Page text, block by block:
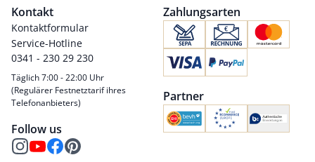
Kontakt
Kontaktformular
Service-Hotline
0341 - 230 29 230
Täglich 7:00 - 22:00 Uhr
(Regulärer Festnetztarif ihres
Telefonanbieters)
Follow us
Zahlungsarten
Partner